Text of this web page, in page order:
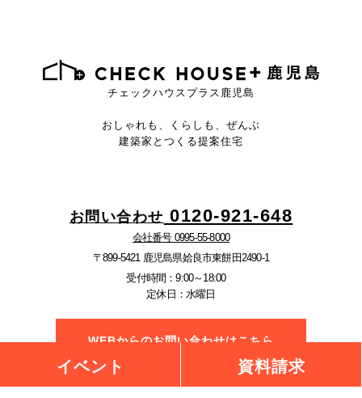
チェックハウスプラス鹿児島
おしゃれも、くらしも、ぜんぶ
建築家とつくる提案住宅
お問い合わせ 0120-921-648
会社番号 0995-55-8000
〒899-5421 鹿児島県姶良市東餅田2490-1
受付時間：9:00～18:00
定休日：水曜日
WEBからのお問い合わせはこちら
イベント 資料請求